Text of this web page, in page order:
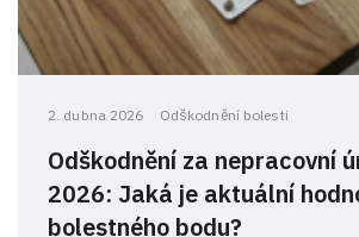
2. dubna 2026 Odškodnění bolesti
Odškodnění za nepracovní
2026: Jaká je aktuální
bolestného bodu?